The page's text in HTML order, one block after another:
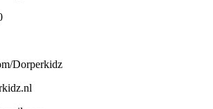
Dorperkidz